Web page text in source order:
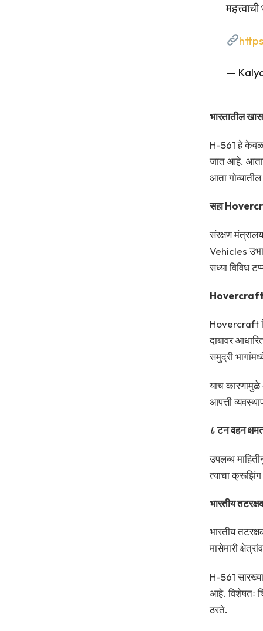
—
भारतातील
H-561 हे केवळ
जात आहे.
आता
सहा
संरक्षण
Vehicles
सध्या विविध
Hovercraft
Hovercraft
दाबावर
समुद्री
याच कारणामुळे
आपत्ती
८ टन वहन
उपलब्ध
त्याचा क्रूझिंग
भारतीय
भारतीय
मासेमारी
H-561
आहे. विशेषतः
ठरते.